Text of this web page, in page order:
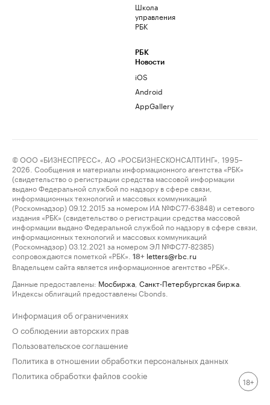
Школа
управления
РБК
РБК
Новости
iOS
Android
AppGallery
© ООО «БИЗНЕСПРЕСС», АО «РОСБИЗНЕСКОНСАЛТИНГ», 1995–
2026. Сообщения и материалы информационного агентства «РБК»
(свидетельство о регистрации средства массовой информации
выдано Федеральной службой по надзору в сфере связи,
информационных технологий и массовых коммуникаций
(Роскомнадзор) 09.12.2015 за номером ИА №ФС77-63848) и сетевого
издания «РБК» (свидетельство о регистрации средства массовой
информации выдано Федеральной службой по надзору в сфере связи,
информационных технологий и массовых коммуникаций
(Роскомнадзор) 03.12.2021 за номером ЭЛ №ФС77-82385)
сопровождаются пометкой «РБК».
18+ letters@rbc.ru
Владельцем сайта является информационное агентство «РБК».
Данные предоставлены: Мосбиржа Санкт-Петербургская биржа
Индексы облигаций предоставлены Cbonds.
Информация об ограничениях
О соблюдении авторских прав
Пользовательское соглашение
Политика в отношении обработки персональных данных
Политика обработки файлов cookie
18+